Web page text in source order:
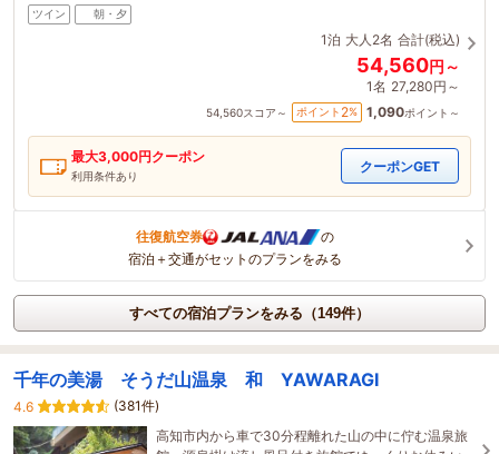
ツイン 朝・夕
1泊 大人2名 合計(税込)
54,560円～
1名 27,280円～
54,560スコア～ ポイント 2% 1,090ポイント～
最大3,000円クーポン
利用条件あり
クーポンGET
往復航空券
の
宿泊＋交通がセットのプランをみる
すべての宿泊プランをみる（149件）
千年の美湯 そうだ山温泉 和 YAWARAGI
4.6
(381件)
高知市内から車で30分程離れた山の中に佇む温泉旅